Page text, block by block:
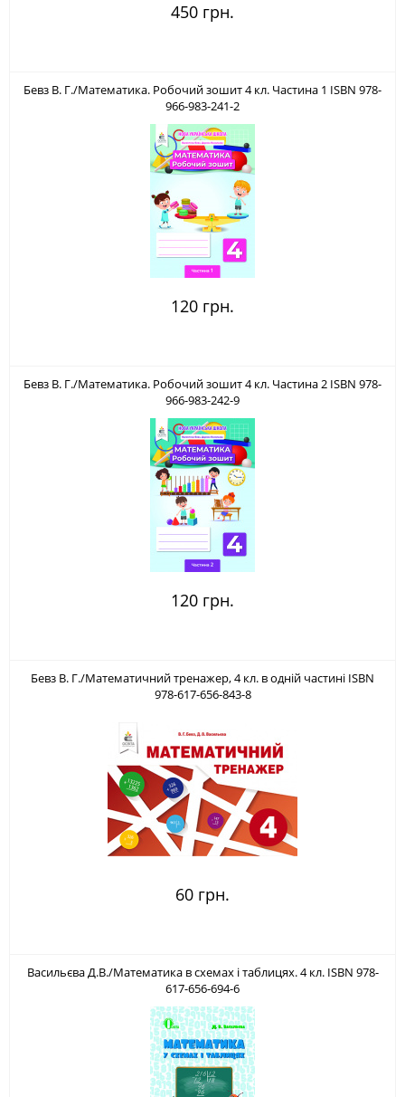
450 грн.
Бевз В. Г./Математика. Робочий зошит 4 кл. Частина 1 ISBN 978-
966-983-241-2
120 грн.
Бевз В. Г./Математика. Робочий зошит 4 кл. Частина 2 ISBN 978-
966-983-242-9
120 грн.
Бевз В. Г./Математичний тренажер, 4 кл. в одній частині ISBN
978-617-656-843-8
60 грн.
Васильєва Д.В./Математика в схемах і таблицях. 4 кл. ISBN 978-
617-656-694-6